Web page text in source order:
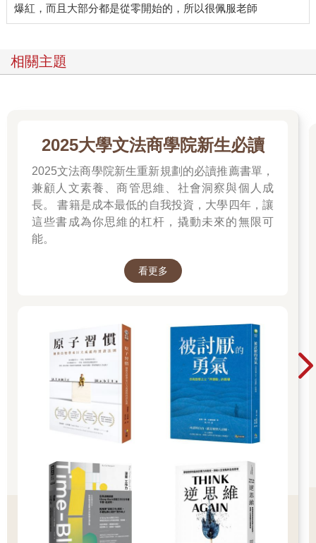
相關主題
2025大學文法商學院新生必讀
2025文法商學院新生重新規劃的必讀推薦書單，
兼顧人文素養、商管思維、社會洞察與個人成
長。 書籍是成本最低的自我投資，大學四年，讓
這些書成為你思維的杠杆，撬動未來的無限可
能。
看更多